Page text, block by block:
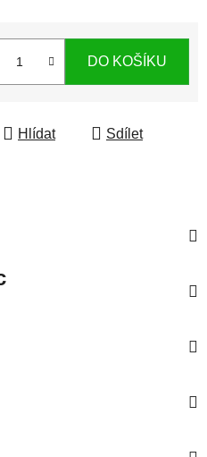
DO KOŠÍKU
Hlídat Sdílet